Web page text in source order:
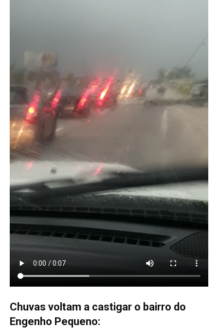
Chuvas voltam a castigar o bairro do
Engenho Pequeno: